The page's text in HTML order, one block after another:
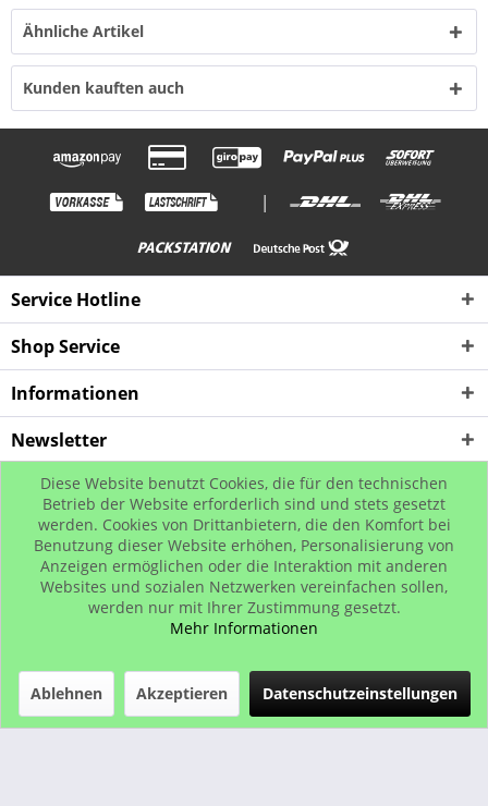
Ähnliche Artikel
Kunden kauften auch
|
Service Hotline
Shop Service
Informationen
Newsletter
* Alle Preise inkl. gesetzl. Mehrwertsteuer zzgl. Versandkosten, wenn nicht
anders beschrieben
© www.urban-street-shop.com
Diese Website benutzt Cookies, die für den technischen
Betrieb der Website erforderlich sind und stets gesetzt
werden. Cookies von Drittanbietern, die den Komfort bei
Benutzung dieser Website erhöhen, Personalisierung von
Anzeigen ermöglichen oder die Interaktion mit anderen
Websites und sozialen Netzwerken vereinfachen sollen,
werden nur mit Ihrer Zustimmung gesetzt.
Mehr Informationen
Ablehnen Akzeptieren Datenschutzeinstellungen